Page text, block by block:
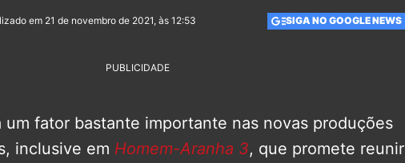
em 21 de novembro de 2021, às 12:53 SIGA NO GOOGLE NEWS
PUBLICIDADE
um fator bastante importante nas novas produções
inclusive em Homem-Aranha 3, que promete reunir